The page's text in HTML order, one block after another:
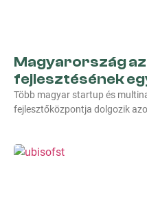
Magyarország
fejlesztésének
Több magyar startup és
fejlesztőközpontja dolgozik